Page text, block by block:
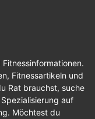
Fitnessartikeln und
Rat brauchst, suche
auf
Möchtest du